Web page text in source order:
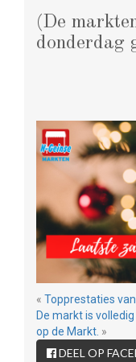
(De
donderdag
« Topprestaties
De markt is
op de Markt. »
DEEL OP